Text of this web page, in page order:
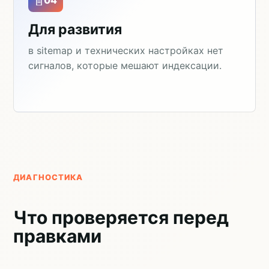
Для развития
в sitemap и технических настройках нет
сигналов, которые мешают индексации.
ДИАГНОСТИКА
Что проверяется перед
правками